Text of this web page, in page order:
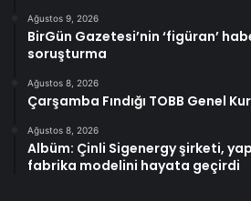
Ağustos 9, 2026
BirGün Gazetesi’nin ‘figüran’
soruşturma
Ağustos 8, 2026
Çarşamba Fındığı TOBB Genel
Ağustos 8, 2026
Albüm: Çinli Sigenergy şirketi,
fabrika modelini hayata geçirdi